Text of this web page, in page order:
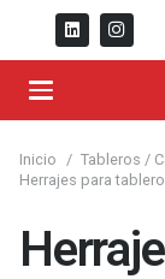
Inicio / Tableros /
Herrajes para